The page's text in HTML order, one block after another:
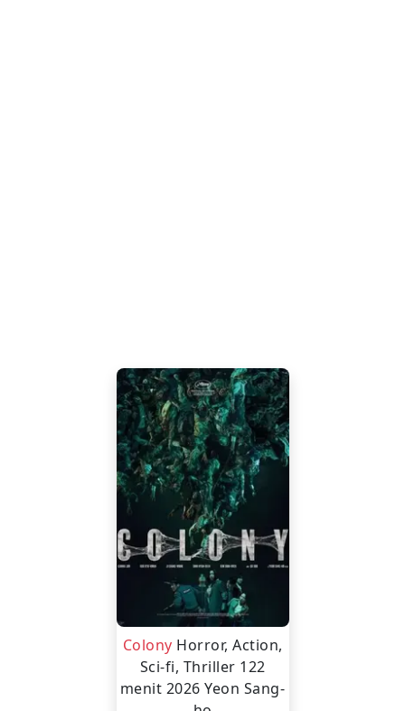
Colony Horror, Action,
Sci-fi, Thriller 122
menit 2026 Yeon Sang-